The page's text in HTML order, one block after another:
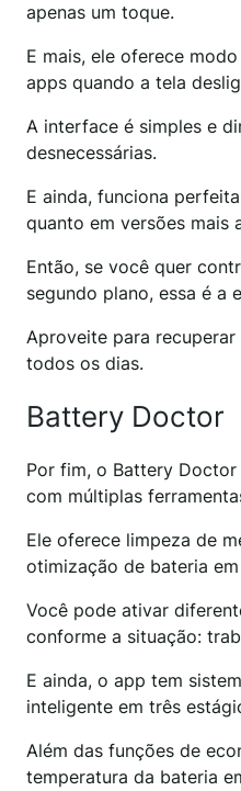
apenas um toque.
E mais, ele oferece
apps quando a tela
A interface é simples e
desnecessárias.
E ainda, funciona
quanto em versões mais
Então, se você quer
segundo plano, essa é a
Aproveite para
todos os dias.
Battery Doctor
Por fim, o Battery
com múltiplas
Ele oferece limpeza de
otimização de bateria
Você pode ativar
conforme a situação:
E ainda, o app tem
inteligente em três
Além das funções de
temperatura da bateria